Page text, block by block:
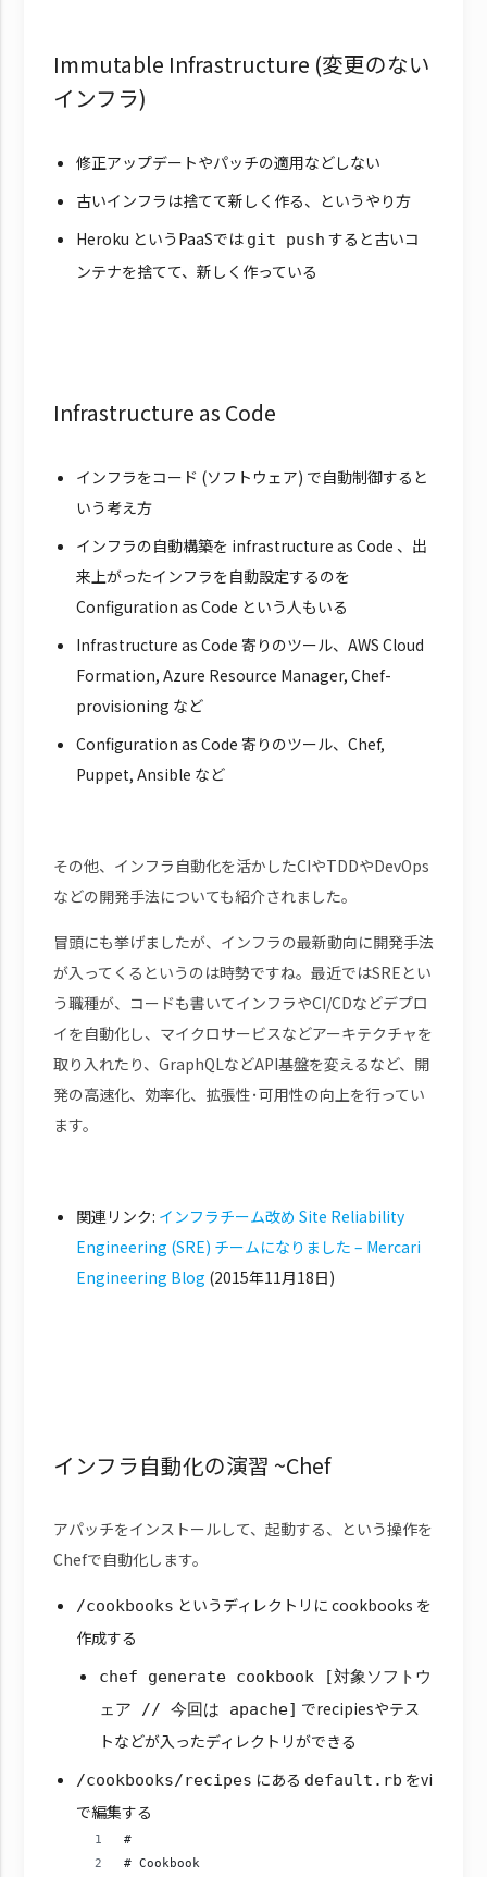
Immutable Infrastructure (変更のない
インフラ)
修正アップデートやパッチの適用などしない
古いインフラは捨てて新しく作る、というやり方
Heroku というPaaSでは git push すると古いコ
ンテナを捨てて、新しく作っている
Infrastructure as Code
インフラをコード (ソフトウェア) で自動制御すると
いう考え方
インフラの自動構築を infrastructure as Code 、出
来上がったインフラを自動設定するのを
Configuration as Code という人もいる
Infrastructure as Code 寄りのツール、AWS Cloud
Formation, Azure Resource Manager, Chef-
provisioning など
Configuration as Code 寄りのツール、Chef,
Puppet, Ansible など
その他、インフラ自動化を活かしたCIやTDDやDevOps
などの開発手法についても紹介されました。
冒頭にも挙げましたが、インフラの最新動向に開発手法
が入ってくるというのは時勢ですね。最近ではSREとい
う職種が、コードも書いてインフラやCI/CDなどデプロ
イを自動化し、マイクロサービスなどアーキテクチャを
取り入れたり、GraphQLなどAPI基盤を変えるなど、開
発の高速化、効率化、拡張性･可用性の向上を行ってい
ます。
関連リンク: インフラチーム改め Site Reliability
Engineering (SRE) チームになりました – Mercari
Engineering Blog (2015年11月18日)
インフラ自動化の演習 ~Chef
アパッチをインストールして、起動する、という操作を
Chefで自動化します。
/cookbooks というディレクトリに cookbooks を
作成する
chef generate cookbook [対象ソフトウ
ェア // 今回は apache] でrecipiesやテス
トなどが入ったディレクトリができる
/cookbooks/recipes にある default.rb をvi
で編集する
#
# Cookbook